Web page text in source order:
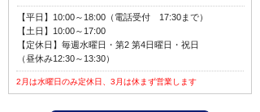
【平日】10:00～18:00（電話受付 17:30まで）
【土日】10:00～17:00
【定休日】毎週水曜日・第2 第4日曜日・祝日
（昼休み12:30～13:30）
2月は水曜日のみ定休日、3月は休まず営業します